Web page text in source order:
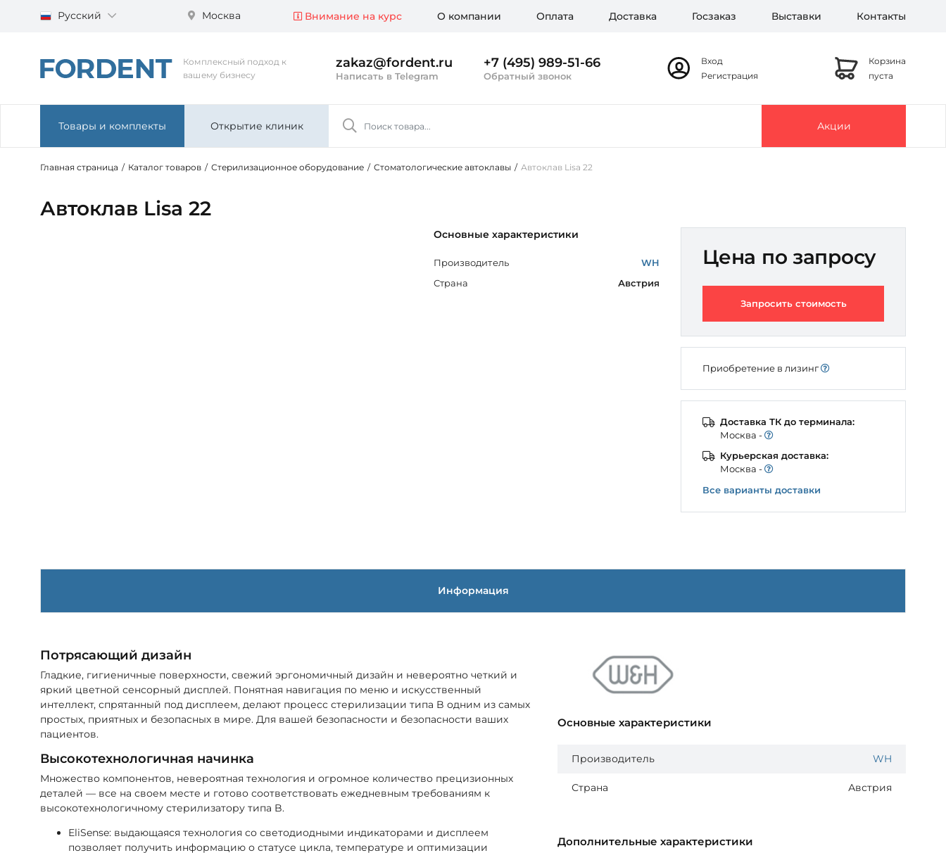
Русский Москва Внимание на курс О компании Оплата Доставка Госзаказ Выставки Контакты
Комплексный подход к
вашему бизнесу
zakaz@fordent.ru
Написать в Telegram
+7 (495) 989-51-66
Обратный звонок
Вход
Регистрация
Корзина
пуста
Товары и комплекты Открытие клиник Акции
Главная страница / Каталог товаров / Стерилизационное оборудование / Стоматологические автоклавы / Автоклав Lisa 22
Автоклав Lisa 22
Основные характеристики
Производитель
WH
Страна
Австрия
Цена по запросу
Запросить стоимость
Приобретение в лизинг
Доставка ТК до терминала:
Моcква -
Курьерская доставка:
Моcква -
Все варианты доставки
Информация
Потрясающий дизайн
Гладкие, гигиеничные поверхности, свежий эргономичный дизайн и невероятно четкий и
яркий цветной сенсорный дисплей. Понятная навигация по меню и искусственный
интеллект, спрятанный под дисплеем, делают процесс стерилизации типа B одним из самых
простых, приятных и безопасных в мире. Для вашей безопасности и безопасности ваших
пациентов.
Высокотехнологичная начинка
Множество компонентов, невероятная технология и огромное количество прецизионных
деталей — все на своем месте и готово соответствовать ежедневным требованиям к
высокотехнологичному стерилизатору типа B.
EliSense: выдающаяся технология со светодиодными индикаторами и дисплеем
позволяет получить информацию о статусе цикла, температуре и оптимизации
Основные характеристики
Производитель WH
Страна Австрия
Дополнительные характеристики